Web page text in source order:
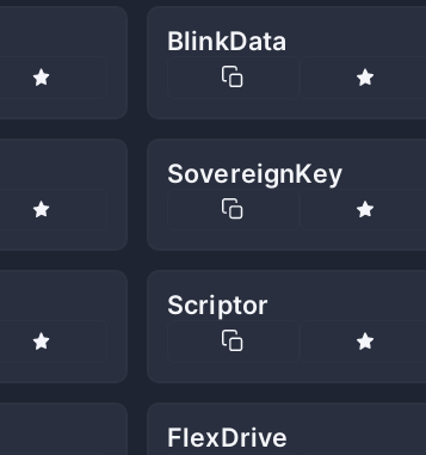
BlinkData
SovereignKey
Scriptor
FlexDrive